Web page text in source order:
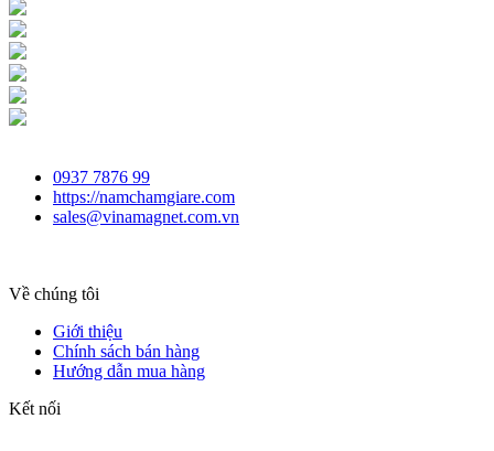
0937 7876 99
https://namchamgiare.com
sales@vinamagnet.com.vn
Về chúng tôi
Giới thiệu
Chính sách bán hàng
Hướng dẫn mua hàng
Kết nối